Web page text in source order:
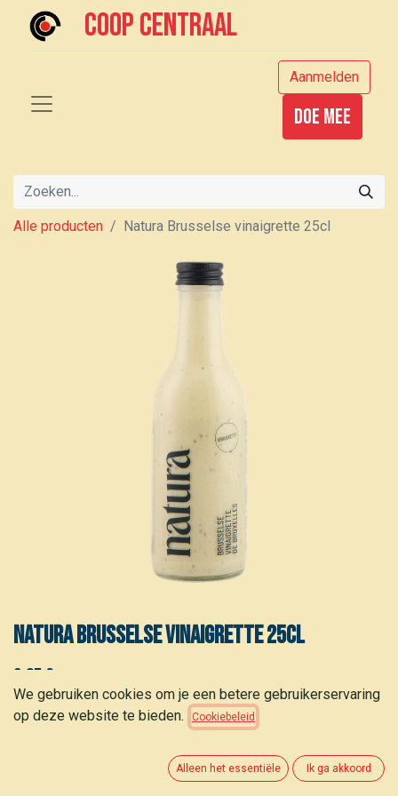
Coop centraal
Aanmelden
Doe mee
Alle producten Natura Brusselse vinaigrette 25cl
Natura Brusselse vinaigrette 25cl
3,05 €
TOEVOEGEN AAN WINKELMANDJE
We gebruiken cookies om je een betere gebruikerservaring
op deze website te bieden.
Cookiebeleid
Alleen het essentiële Ik ga akkoord